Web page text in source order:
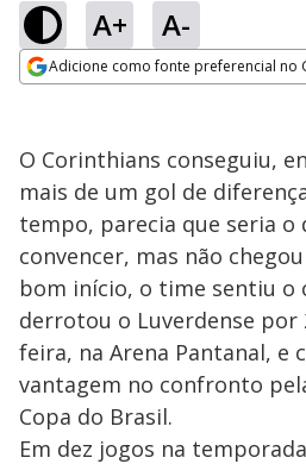
A+ A-
Adicione como fonte preferencial no
O Corinthians conseguiu,
mais de um gol de
tempo, parecia que seria o
convencer, mas não
bom início, o time sentiu o
derrotou o Luverdense por
feira, na Arena Pantanal, e
vantagem no confronto
Copa do Brasil.
Em dez jogos na